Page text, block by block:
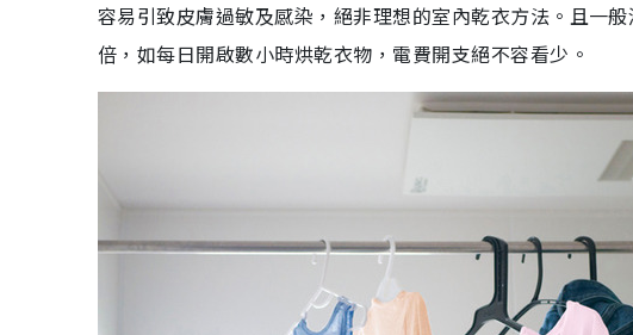
容易引致皮膚過敏及感染，絕非理想的室內乾衣方法。且一
倍，如每日開啟數小時烘乾衣物，電費開支絕不容看少。